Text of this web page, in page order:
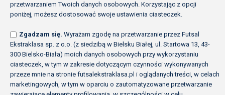
REGULAMIN ROZGRYWEK FE
INNE
POLITYKA PRYWATNOŚCI
Copyright (c) Futsal Ekstraklasa 2026
przetwarzaniem Twoich danych osobowych. Korzystając z opcji
poniżej, możesz dostosować swoje ustawienia ciasteczek.
Zgadzam się. Wyrażam zgodę na przetwarzanie przez Futsal
Ekstraklasa sp. z o.o. (z siedzibą w Bielsku Białej, ul. Startowa 13, 43-
300 Bielsko-Biała) moich danych osobowych przy wykorzystaniu
ciasteczek, w tym w zakresie dotyczącym czynności wykonywanych
przeze mnie na stronie futsalekstraklasa.pl i oglądanych treści, w celach
marketingowych, w tym w oparciu o zautomatyzowane przetwarzanie